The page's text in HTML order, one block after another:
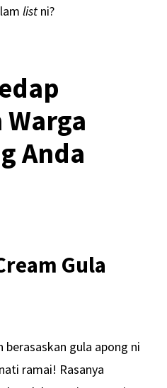
list ni?
Warga
Anda
Gula
gula apong ni
ramai! Rasanya